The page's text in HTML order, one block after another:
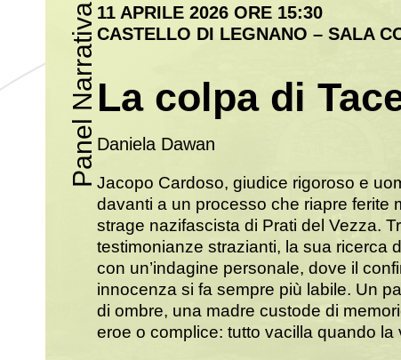
Panel Narrativa 11 APRILE 2026 ORE 15:30
CASTELLO DI LEGNANO – SALA
La colpa di
Daniela Dawan
Jacopo Cardoso, giudice rigoroso e
davanti a un processo che riapre ferite
strage nazifascista di Prati del Vezza.
testimonianze strazianti, la sua ricerca
con un’indagine personale, dove il
innocenza si fa sempre più labile. Un
di ombre, una madre custode di
eroe o complice: tutto vacilla quando la